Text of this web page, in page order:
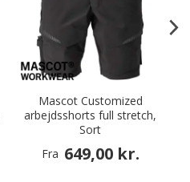
Mascot Customized
arbejdsshorts full stretch,
Sort
Fra 649,00 kr.